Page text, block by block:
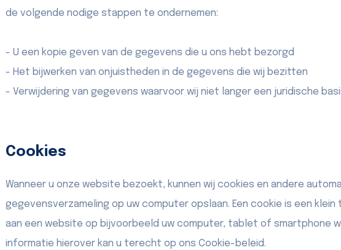
de volgende nodige stappen te ondernemen:
- U een kopie geven van de gegevens die u ons hebt bezorgd
- Het bijwerken van onjuistheden in de gegevens die wij bezitten
- Verwijdering van gegevens waarvoor wij niet langer een juridische
Cookies
Wanneer u onze website bezoekt, kunnen wij cookies en andere
gegevensverzameling op uw computer opslaan. Een cookie is een
aan een website op bijvoorbeeld uw computer, tablet of smartphone
informatie hierover kan u terecht op onsCookie-beleid.